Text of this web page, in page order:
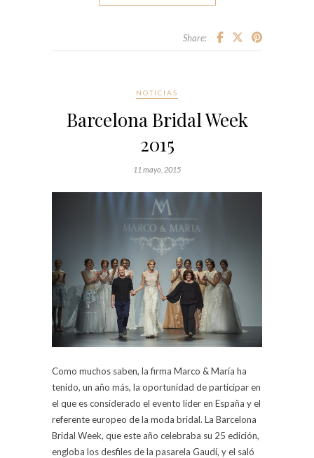
Share:
NOTICIAS
Barcelona Bridal Week
2015
11 mayo, 2015
Como muchos saben, la firma Marco & María ha
tenido, un año más, la oportunidad de participar en
el que es considerado el evento líder en España y el
referente europeo de la moda bridal. La Barcelona
Bridal Week, que este año celebraba su 25 edición,
engloba los desfiles de la pasarela Gaudí, y el saló